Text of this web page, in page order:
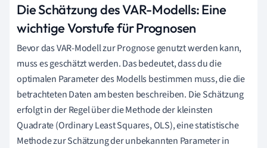
Die Schätzung des VAR-Modells: Eine
wichtige Vorstufe für Prognosen
Bevor das VAR-Modell zur Prognose genutzt werden kann,
muss es geschätzt werden. Das bedeutet, dass du die
optimalen Parameter des Modells bestimmen muss, die die
betrachteten Daten am besten beschreiben. Die Schätzung
erfolgt in der Regel über die Methode der kleinsten
Quadrate (Ordinary Least Squares, OLS), eine statistische
Methode zur Schätzung der unbekannten Parameter in